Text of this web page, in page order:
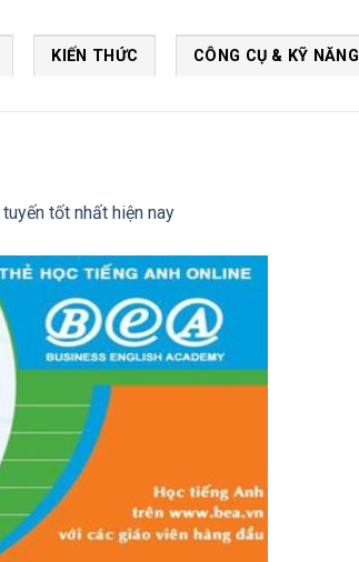
KIẾN THỨC CÔNG CỤ & KỸ NĂNG
tốt nhất hiện nay